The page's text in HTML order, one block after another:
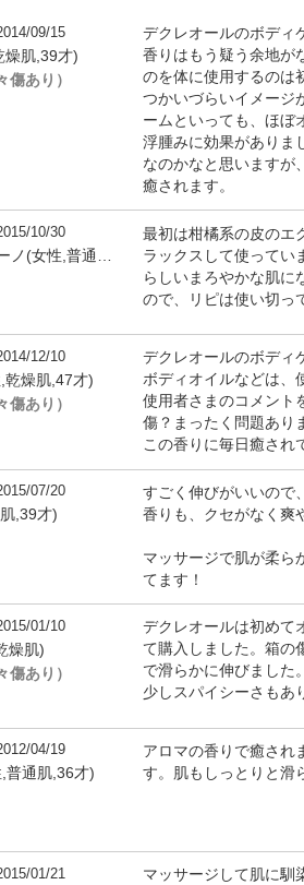
09/15
燥肌,39才)
傷あり）
デクレオールのボディ
香りはもう疑う余地が
のを体に使用するのは
つかいづらいイメージ
ームといっても、ほぼ
浮腫みに効果がありま
なのかなと思いますが
癒されます。
10/30
by フェリシアーノ(女性,普通肌,45才)
最初は柑橘系の皮のエ
ラックスして使ってい
らしいまろやかな肌に
ので、リピは使い切っ
12/10
乾燥肌,47才)
傷あり）
デクレオールのボディ
ボディオイルなどは、
使用者さまのコメント
傷？まったく問題あり
この香りに毎日癒され
07/20
,39才)
すごく伸びがいいので
香りも、クセがなく爽
マッサージで肌が柔ら
てます！
01/10
燥肌)
傷あり）
デクレオールは初めて
て購入しました。箱の
で滑らかに伸びました。
少しスパイシーさもあ
04/19
普通肌,36才)
アロマの香りで癒され
す。肌もしっとりと滑
01/21
マッサージして肌に馴